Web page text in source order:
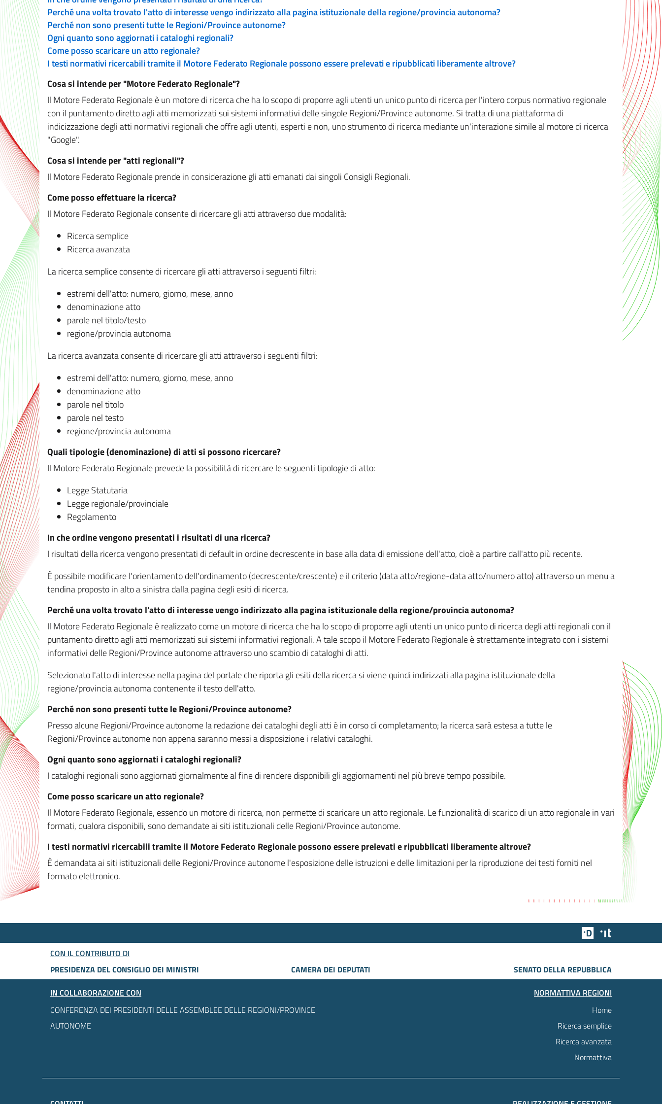
Perché una volta trovato l'atto di interesse vengo indirizzato alla pagina istituzionale della regione/provincia autonoma?
Perché non sono presenti tutte le Regioni/Province autonome?
Ogni quanto sono aggiornati i cataloghi regionali?
Come posso scaricare un atto regionale?
I testi normativi ricercabili tramite il Motore Federato Regionale possono essere prelevati e ripubblicati liberamente altrove?
Cosa si intende per "Motore Federato Regionale"?
Il Motore Federato Regionale è un motore di ricerca che ha lo scopo di proporre agli utenti un unico punto di ricerca per l'intero corpus normativo regionale
con il puntamento diretto agli atti memorizzati sui sistemi informativi delle singole Regioni/Province autonome. Si tratta di una piattaforma di
indicizzazione degli atti normativi regionali che offre agli utenti, esperti e non, uno strumento di ricerca mediante un'interazione simile al motore di ricerca
"Google".
Cosa si intende per "atti regionali"?
Il Motore Federato Regionale prende in considerazione gli atti emanati dai singoli Consigli Regionali.
Come posso effettuare la ricerca?
Il Motore Federato Regionale consente di ricercare gli atti attraverso due modalità:
Ricerca semplice
Ricerca avanzata
La ricerca semplice consente di ricercare gli atti attraverso i seguenti filtri:
estremi dell'atto: numero, giorno, mese, anno
denominazione atto
parole nel titolo/testo
regione/provincia autonoma
La ricerca avanzata consente di ricercare gli atti attraverso i seguenti filtri:
estremi dell'atto: numero, giorno, mese, anno
denominazione atto
parole nel titolo
parole nel testo
regione/provincia autonoma
Quali tipologie (denominazione) di atti si possono ricercare?
Il Motore Federato Regionale prevede la possibilità di ricercare le seguenti tipologie di atto:
Legge Statutaria
Legge regionale/provinciale
Regolamento
In che ordine vengono presentati i risultati di una ricerca?
I risultati della ricerca vengono presentati di default in ordine decrescente in base alla data di emissione dell'atto, cioè a partire dall'atto più recente.
È possibile modificare l'orientamento dell'ordinamento (decrescente/crescente) e il criterio (data atto/regione-data atto/numero atto) attraverso un menu a
tendina proposto in alto a sinistra dalla pagina degli esiti di ricerca.
Perché una volta trovato l'atto di interesse vengo indirizzato alla pagina istituzionale della regione/provincia autonoma?
Il Motore Federato Regionale è realizzato come un motore di ricerca che ha lo scopo di proporre agli utenti un unico punto di ricerca degli atti regionali con il
puntamento diretto agli atti memorizzati sui sistemi informativi regionali. A tale scopo il Motore Federato Regionale è strettamente integrato con i sistemi
informativi delle Regioni/Province autonome attraverso uno scambio di cataloghi di atti.
Selezionato l'atto di interesse nella pagina del portale che riporta gli esiti della ricerca si viene quindi indirizzati alla pagina istituzionale della
regione/provincia autonoma contenente il testo dell'atto.
Perché non sono presenti tutte le Regioni/Province autonome?
Presso alcune Regioni/Province autonome la redazione dei cataloghi degli atti è in corso di completamento; la ricerca sarà estesa a tutte le
Regioni/Province autonome non appena saranno messi a disposizione i relativi cataloghi.
Ogni quanto sono aggiornati i cataloghi regionali?
I cataloghi regionali sono aggiornati giornalmente al fine di rendere disponibili gli aggiornamenti nel più breve tempo possibile.
Come posso scaricare un atto regionale?
Il Motore Federato Regionale, essendo un motore di ricerca, non permette di scaricare un atto regionale. Le funzionalità di scarico di un atto regionale in vari
formati, qualora disponibili, sono demandate ai siti istituzionali delle Regioni/Province autonome.
I testi normativi ricercabili tramite il Motore Federato Regionale possono essere prelevati e ripubblicati liberamente altrove?
È demandata ai siti istituzionali delle Regioni/Province autonome l'esposizione delle istruzioni e delle limitazioni per la riproduzione dei testi forniti nel
formato elettronico.
Team Digitale
CON IL CONTRIBUTO DI
PRESIDENZA DEL CONSIGLIO DEI MINISTRI
CAMERA DEI DEPUTATI
SENATO DELLA REPUBBLICA
IN COLLABORAZIONE CON
CONFERENZA DEI PRESIDENTI DELLE ASSEMBLEE DELLE REGIONI/PROVINCE
AUTONOME
NORMATTIVA REGIONI
Home
Ricerca semplice
Ricerca avanzata
Normattiva